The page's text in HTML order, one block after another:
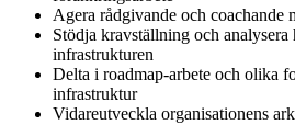
Agera rådgivande och coachande
Stödja kravställning och
infrastrukturen
Delta i roadmap-arbete och olika
infrastruktur
Vidareutveckla organisationens